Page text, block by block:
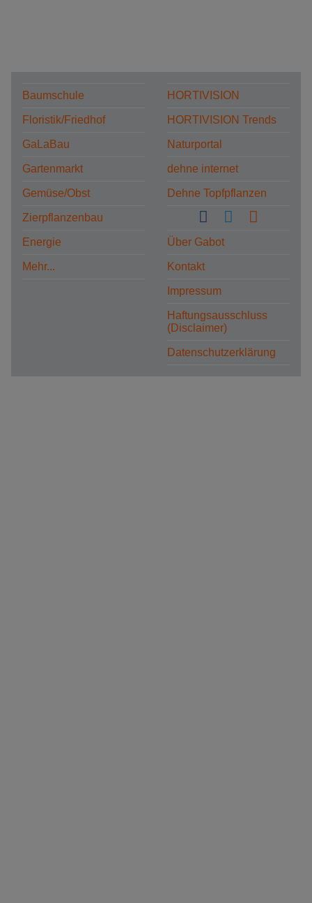
Baumschule
Floristik/Friedhof
GaLaBau
Gartenmarkt
Gemüse/Obst
Zierpflanzenbau
Energie
Mehr...
HORTIVISION
HORTIVISION Trends
Naturportal
dehne internet
Dehne Topfpflanzen
Über Gabot
Kontakt
Impressum
Haftungsausschluss
(Disclaimer)
Datenschutzerklärung